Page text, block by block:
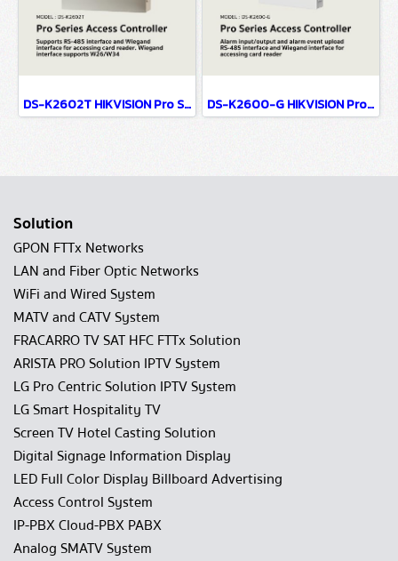
DS-K2602T HIKVISION Pro Series Access Controller DS-K2600-G HIKVISION Pro Series Access Controller
Solution
GPON FTTx Networks
LAN and Fiber Optic Networks
WiFi and Wired System
MATV and CATV System
FRACARRO TV SAT HFC FTTx Solution
ARISTA PRO Solution IPTV System
LG Pro Centric Solution IPTV System
LG Smart Hospitality TV
Screen TV Hotel Casting Solution
Digital Signage Information Display
LED Full Color Display Billboard Advertising
Access Control System
IP-PBX Cloud-PBX PABX
Analog SMATV System